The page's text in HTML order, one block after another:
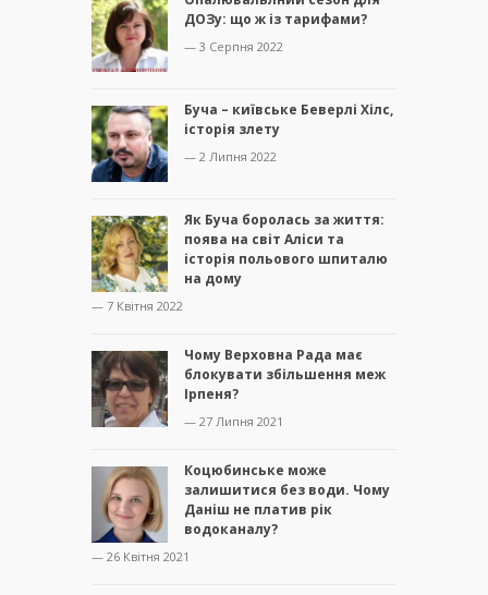
ДОЗу: що ж із тарифами?
— 3 Серпня 2022
Буча – київське Беверлі Хілс,
історія злету
— 2 Липня 2022
Як Буча боролась за життя:
поява на світ Аліси та
історія польового шпиталю
на дому
— 7 Квітня 2022
Чому Верховна Рада має
блокувати збільшення меж
Ірпеня?
— 27 Липня 2021
Коцюбинське може
залишитися без води. Чому
Даніш не платив рік
водоканалу?
— 26 Квітня 2021